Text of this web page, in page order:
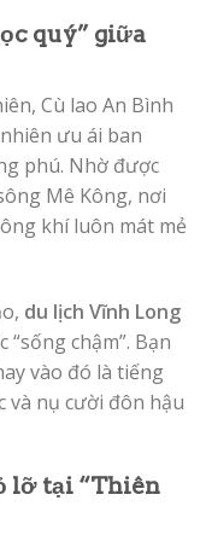
quý” giữa
Cù lao An Bình
ưu ái ban
phú. Nhờ được
Mê Kông, nơi
khí luôn mát mẻ
du lịch Vĩnh Long
chậm”. Bạn
vào đó là tiếng
và nụ cười đôn hậu
lỡ tại “Thiên